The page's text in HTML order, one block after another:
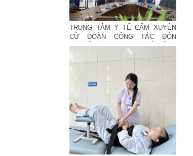
TRUNG TÂM Y TẾ CẨM XUYÊN
CỬ ĐOÀN CÔNG TÁC ĐÓN
CHUYÊN GIA NHI KHOA TỪ BỆNH
VIỆN ĐẠI HỌC Y HÀ NỘI